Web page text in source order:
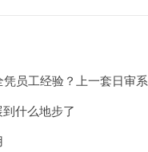
员工经验？上一套日审系
什么地步了